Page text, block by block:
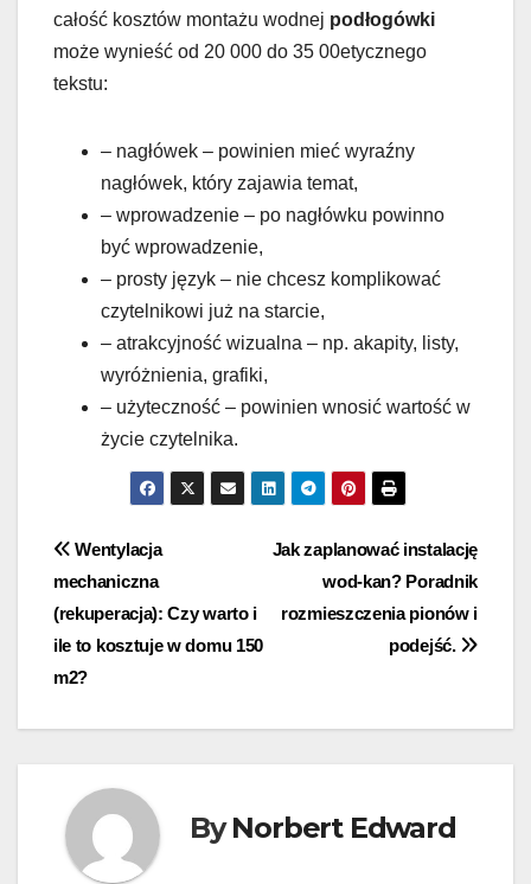
całość kosztów montażu wodnej podłogówki
może wynieść od 20 000 do 35 00etycznego
tekstu:
– nagłówek – powinien mieć wyraźny
nagłówek, który zajawia temat,
– wprowadzenie – po nagłówku powinno
być wprowadzenie,
– prosty język – nie chcesz komplikować
czytelnikowi już na starcie,
– atrakcyjność wizualna – np. akapity, listy,
wyróżnienia, grafiki,
– użyteczność – powinien wnosić wartość w
życie czytelnika.
Nawigacja
wpisu
Jak zaplanować instalację
wod-kan? Poradnik
rozmieszczenia pionów i
podejść.
Wentylacja
mechaniczna
(rekuperacja): Czy warto i
ile to kosztuje w domu 150
m2?
ByNorbert Edward